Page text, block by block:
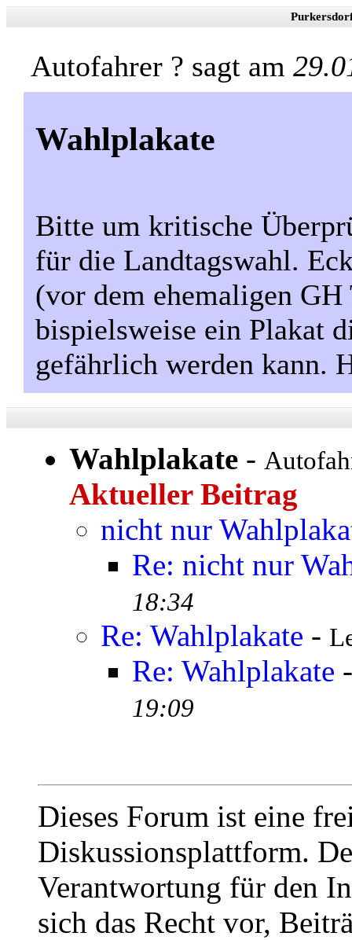
Autofahrer ? sagt am
Wahlplakate
Bitte um kritische
für die Landtagswahl.
(vor dem ehemaligen
bispielsweise ein Plakat
gefährlich werden kann.
Wahlplakate -
Aktueller Beitrag
nicht nur
Re: nicht nur
18:34
Re: Wahlplakate -
Re: Wahlplakate
19:09
Dieses Forum ist eine
Diskussionsplattform.
Verantwortung für den
sich das Recht vor,